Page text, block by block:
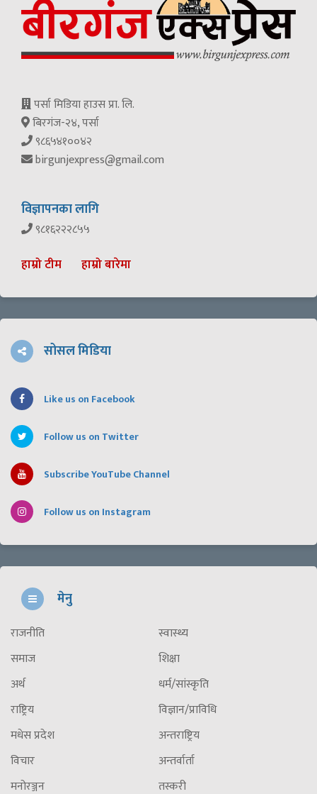
पर्सा मिडिया हाउस प्रा. लि.
बिरगंज-२४, पर्सा
९८६५४१००४२
birgunjexpress@gmail.com
विज्ञापनका लागि
९८१६२२२८५५
हाम्रो टीम हाम्रो बारेमा
सोसल मिडिया
Like us on Facebook
Follow us on Twitter
Subscribe YouTube Channel
Follow us on Instagram
मेनु
राजनीति
समाज
अर्थ
राष्ट्रिय
मधेस प्रदेश
विचार
मनोरञ्जन
स्वास्थ्य
शिक्षा
धर्म/सांस्कृति
विज्ञान/प्राविधि
अन्तराष्ट्रिय
अन्तर्वार्ता
तस्करी